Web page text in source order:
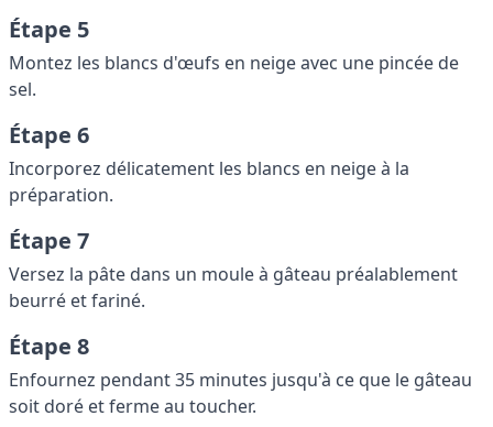
Étape 5
Montez les blancs d'œufs en neige avec une pincée de
sel.
Étape 6
Incorporez délicatement les blancs en neige à la
préparation.
Étape 7
Versez la pâte dans un moule à gâteau préalablement
beurré et fariné.
Étape 8
Enfournez pendant 35 minutes jusqu'à ce que le gâteau
soit doré et ferme au toucher.